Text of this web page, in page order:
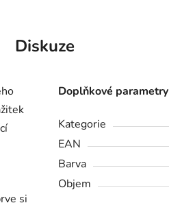
Diskuze
si
Doplňkové parametry
Kategorie
EAN
Barva
Objem